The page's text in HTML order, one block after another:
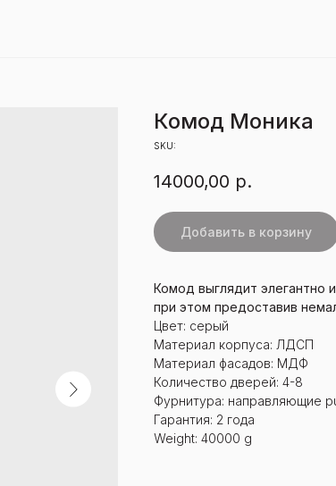
Комод Моника
SKU:
14000,00 р.
Добавить в корзину
Комод выглядит элегантно
при этом предоставив
Цвет: серый
Материал корпуса: ЛДСП
Материал фасадов: МДФ
Количество дверей: 4-8
Фурнитура: направляющие
Гарантия: 2 года
Weight: 40000 g